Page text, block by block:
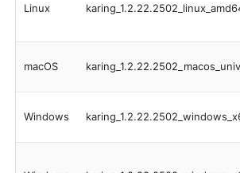
Linux
macOS
Windows